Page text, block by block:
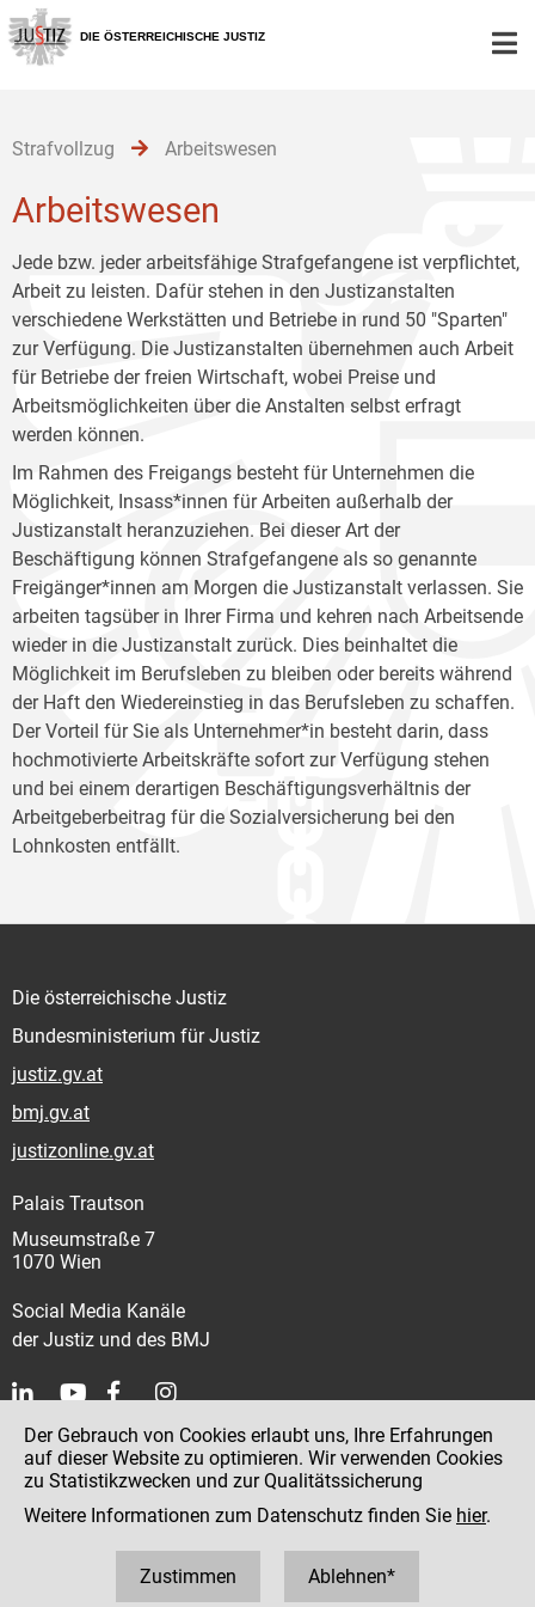
Zur
Hauptnavigation
[1]
Zum
Inhalt
[2]
Zum
Untermenü
[3]
DIE ÖSTERREICHISCHE JUSTIZ
Strafvollzug Arbeitswesen
Arbeitswesen
Jede bzw. jeder arbeitsfähige Strafgefangene ist verpflichtet,
Arbeit zu leisten. Dafür stehen in den Justizanstalten
verschiedene Werkstätten und Betriebe in rund 50 "Sparten"
zur Verfügung. Die Justizanstalten übernehmen auch Arbeit
für Betriebe der freien Wirtschaft, wobei Preise und
Arbeitsmöglichkeiten über die Anstalten selbst erfragt
werden können.
Im Rahmen des Freigangs besteht für Unternehmen die
Möglichkeit, Insass*innen für Arbeiten außerhalb der
Justizanstalt heranzuziehen. Bei dieser Art der
Beschäftigung können Strafgefangene als so genannte
Freigänger*innen am Morgen die Justizanstalt verlassen. Sie
arbeiten tagsüber in Ihrer Firma und kehren nach Arbeitsende
wieder in die Justizanstalt zurück. Dies beinhaltet die
Möglichkeit im Berufsleben zu bleiben oder bereits während
der Haft den Wiedereinstieg in das Berufsleben zu schaffen.
Der Vorteil für Sie als Unternehmer*in besteht darin, dass
hochmotivierte Arbeitskräfte sofort zur Verfügung stehen
und bei einem derartigen Beschäftigungsverhältnis der
Arbeitgeberbeitrag für die Sozialversicherung bei den
Lohnkosten entfällt.
Die österreichische Justiz
Bundesministerium für Justiz
justiz.gv.at
bmj.gv.at
justizonline.gv.at
Palais Trautson
Museumstraße 7
1070 Wien
Social Media Kanäle
der Justiz und des BMJ
Kontakt
Impressum
Datenschutz
Hinweisgeber:innenplattform (für Mitarbeiter:innen)
Der Gebrauch von Cookies erlaubt uns, Ihre Erfahrungen
auf dieser Website zu optimieren. Wir verwenden Cookies
zu Statistikzwecken und zur Qualitätssicherung
Weitere Informationen zum Datenschutz finden Sie hier.
Zustimmen Ablehnen*